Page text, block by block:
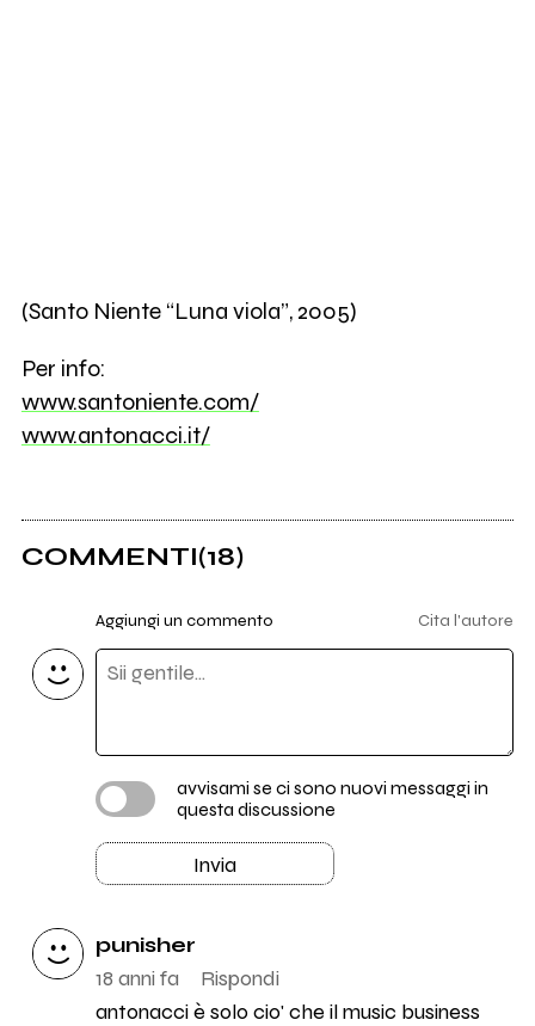
(Santo Niente “Luna viola”, 2005)
Per info:
www.santoniente.com/
www.antonacci.it/
COMMENTI(18)
Aggiungi un commento Cita l'autore
avvisami se ci sono nuovi messaggi in
questa discussione
Invia
punisher
18 anni fa
Rispondi
antonacci è solo cio' che il music business